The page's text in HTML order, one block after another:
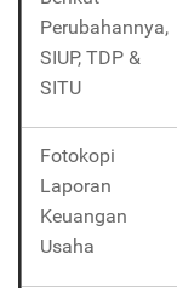
Perubahannya,
SIUP, TDP &
SITU
Fotokopi
Laporan
Keuangan
Usaha